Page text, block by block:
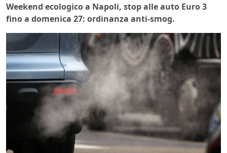
Weekend ecologico a Napoli, stop alle auto Euro 3
fino a domenica 27: ordinanza anti-smog.